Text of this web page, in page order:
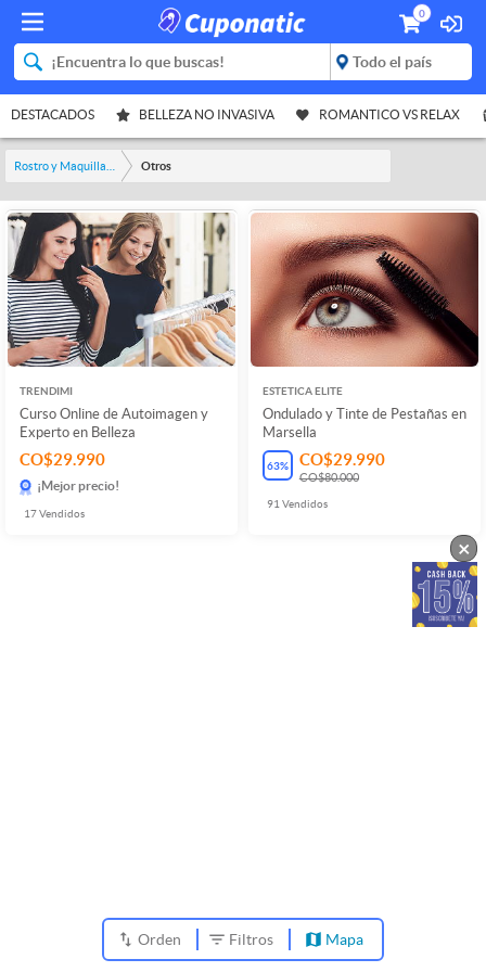
0
DESTACADOS BELLEZA NO INVASIVA ROMANTICO VS RELAX
Otros
TRENDIMI
Curso Online de Autoimagen y
Experto en Belleza
CO$29.990
¡Mejor precio!
17Vendidos
ESTETICA ELITE
Ondulado y Tinte de Pestañas en
Marsella
63% CO$29.990
CO$80.000
91 Vendidos
Orden Filtros Mapa
×